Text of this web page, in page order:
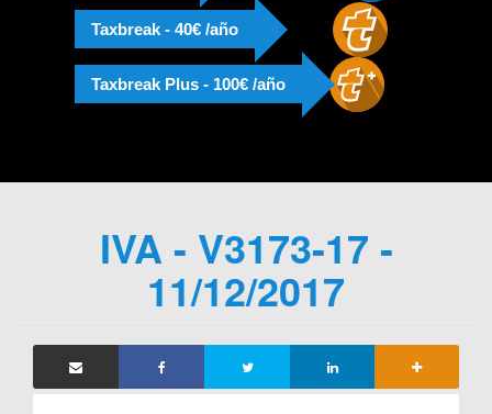
Taxbreak - 40€ /año
Taxbreak Plus - 100€ /año
IVA - V3173-17 -
11/12/2017